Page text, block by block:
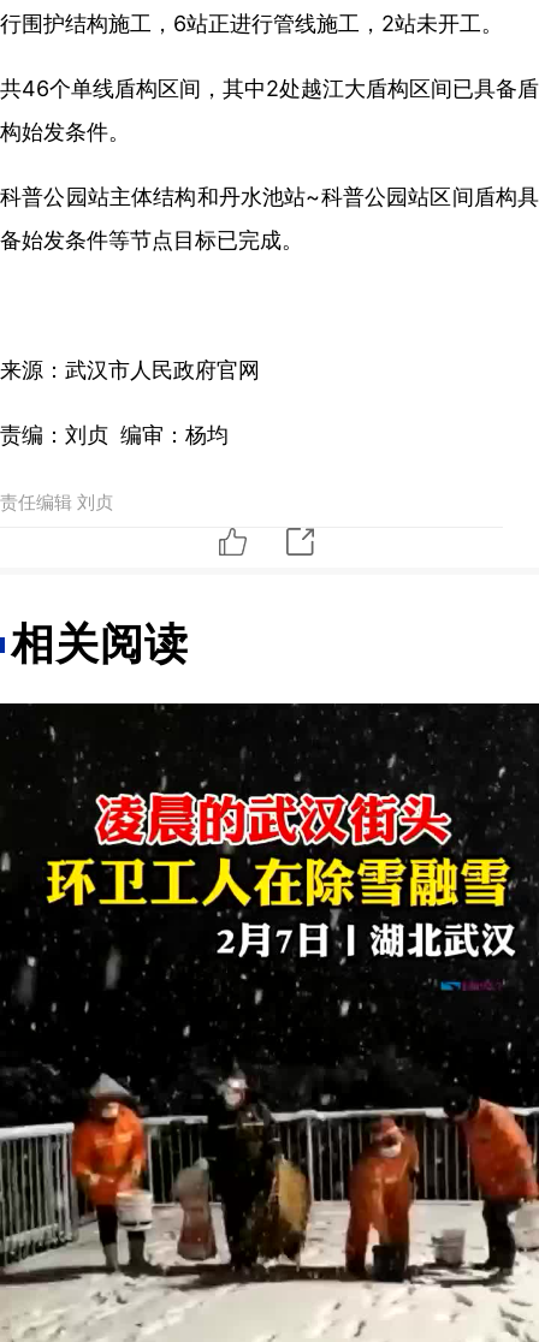
行围护结构施工，6站正进行管线施工，2站未开工。
共46个单线盾构区间，其中2处越江大盾构区间已具备盾
构始发条件。
科普公园站主体结构和丹水池站~科普公园站区间盾构具
备始发条件等节点目标已完成。
来源：武汉市人民政府官网
责编：刘贞 编审：杨均
责任编辑 刘贞
相关阅读